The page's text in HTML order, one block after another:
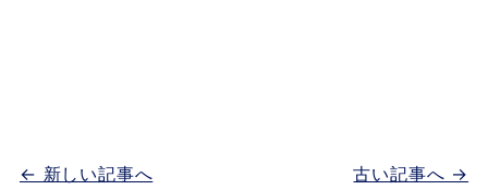
古い記事へ →
← 新しい記事へ